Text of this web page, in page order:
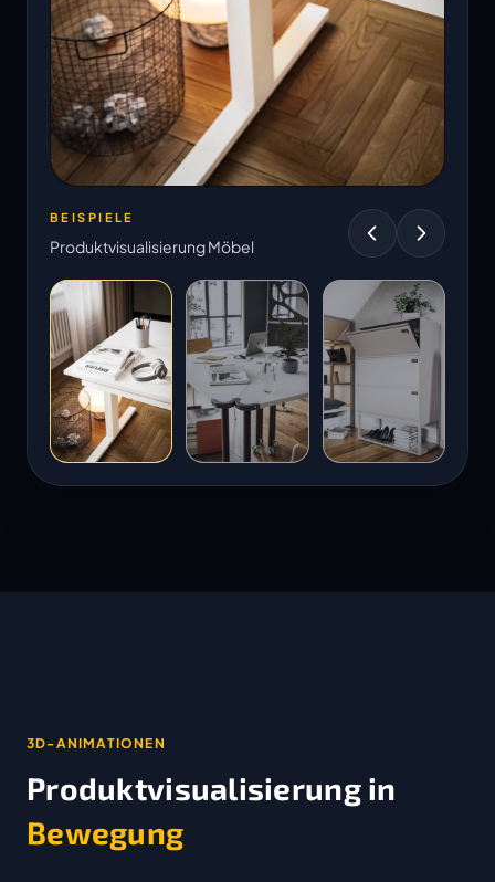
BEISPIELE
Produktvisualisierung Möbel
3D-ANIMATIONEN
Produktvisualisierung in
Bewegung